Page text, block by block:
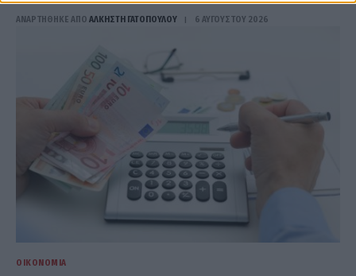
ΑΝΑΡΤΗΘΗΚΕ ΑΠΟ ΆΛΚΗΣΤΗ ΓΑΤΟΠΟΎΛΟΥ 6 ΑΥΓΟΎΣΤΟΥ 2026
ΟΙΚΟΝΟΜΊΑ